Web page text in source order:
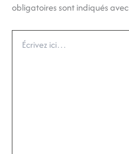
obligatoires sont indiqués avec
ici…